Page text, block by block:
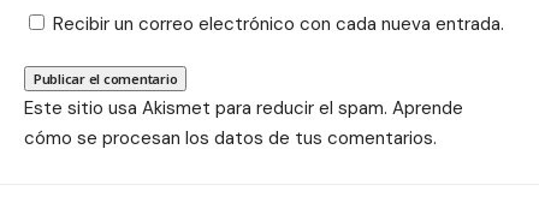
Recibir un correo electrónico con cada nueva entrada.
Este sitio usa Akismet para reducir el spam. Aprende
cómo se procesan los datos de tus comentarios.